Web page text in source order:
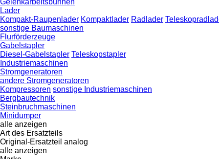
Lader
Kompakt-Raupenlader Kompaktlader Radlader
sonstige Baumaschinen
Flurförderzeuge
Gabelstapler
Diesel-Gabelstapler Teleskopstapler
Industriemaschinen
Stromgeneratoren
andere Stromgeneratoren
Kompressoren sonstige Industriemaschinen
Bergbautechnik
Steinbruchmaschinen
Minidumper
alle anzeigen
Art des Ersatzteils
Original-Ersatzteil analog
alle anzeigen